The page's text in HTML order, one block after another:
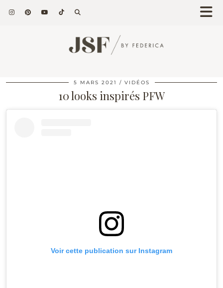
5 MARS 2021 VIDÉOS
10 looks inspirés PFW
Voir cette publication sur Instagram